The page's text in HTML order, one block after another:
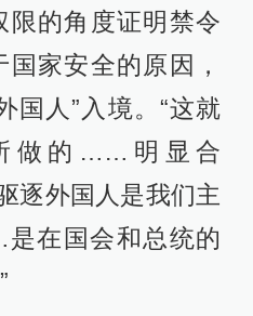
限的角度证明禁令
家安全的原因，
国人”入境。“这就
做的……明显合
逐外国人是我们主
在国会和总统的